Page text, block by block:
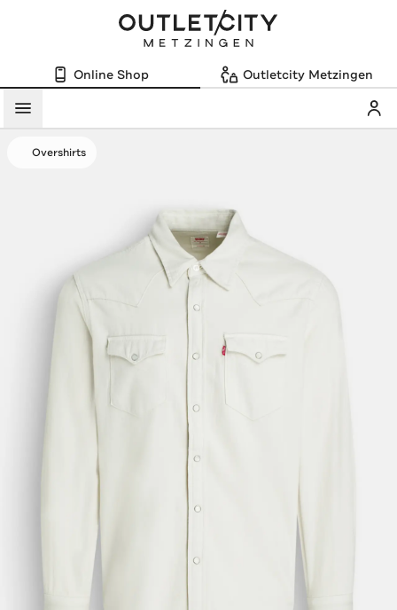
Online Shop Outletcity Metzingen
Menü
Overshirts